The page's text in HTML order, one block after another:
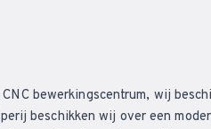
bewerkingscentrum, wij
beschikken wij over een